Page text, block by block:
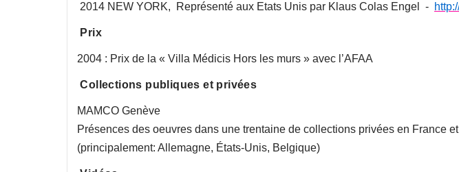
2014 NEW YORK, Représenté aux Etats Unis par Klaus Colas Engel -
Prix
2004 : Prix de la « Villa Médicis Hors les murs » avec l’AFAA
Collections publiques et privées
MAMCO Genève
Présences des oeuvres dans une trentaine de collections privées en France
(principalement: Allemagne, États-Unis, Belgique)